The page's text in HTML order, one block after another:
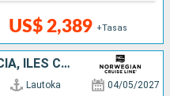
US$ 2,389 +Tasas
FIDJI (ISLAS), SAMOA, FRANCIA, ILES COOK
Lautoka 04/05/2027